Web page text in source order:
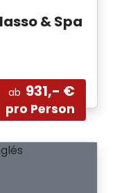
& Spa
ab 931,- €
pro Person